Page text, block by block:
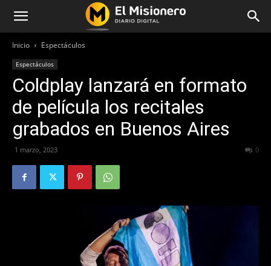
Inicio Espectáculos
Espectáculos
Coldplay lanzará en formato
de película los recitales
grabados en Buenos Aires
1 marzo, 2023 0